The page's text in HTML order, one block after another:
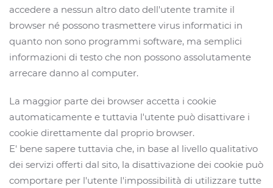
accedere a nessun altro dato dell'utente tramite il
browser né possono trasmettere virus informatici in
quanto non sono programmi software, ma semplici
informazioni di testo che non possono assolutamente
arrecare danno al computer.
La maggior parte dei browser accetta i cookie
automaticamente e tuttavia l'utente può disattivare i
cookie direttamente dal proprio browser.
E' bene sapere tuttavia che, in base al livello qualitativo
dei servizi offerti dal sito, la disattivazione dei cookie può
comportare per l'utente l'impossibilità di utilizzare tutte